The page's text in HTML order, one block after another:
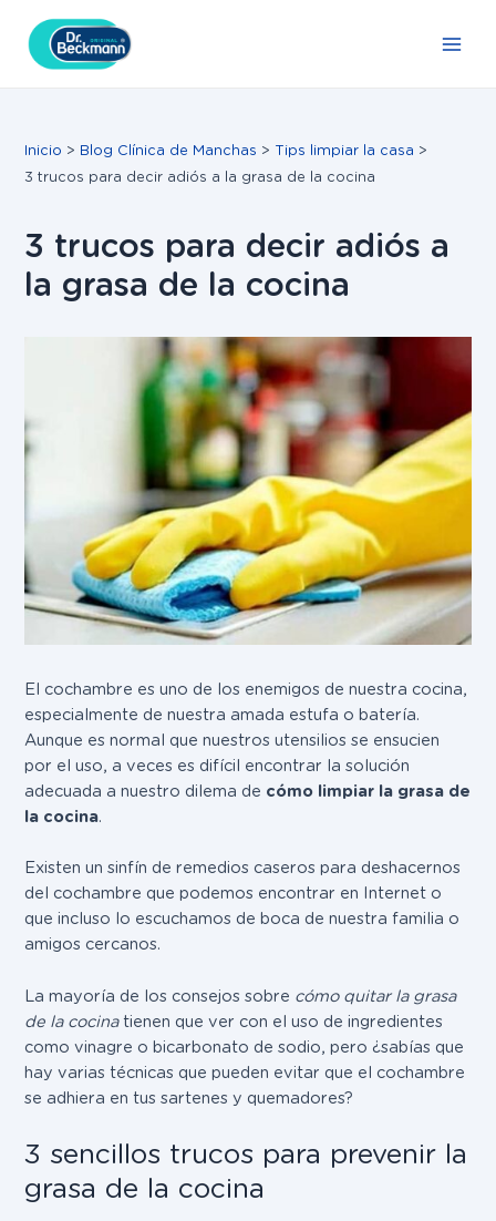
contenido
Inicio Blog Clínica de Manchas
Tips limpiar la casa
3 trucos para decir adiós a la grasa de la cocina
3 trucos para decir adiós a
la grasa de la cocina
El cochambre es uno de los enemigos de nuestra cocina,
especialmente de nuestra amada estufa o batería.
Aunque es normal que nuestros utensilios se ensucien
por el uso, a veces es difícil encontrar la solución
adecuada a nuestro dilema de cómo limpiar la grasa de
la cocina.
Existen un sinfín de remedios caseros para deshacernos
del cochambre que podemos encontrar en Internet o
que incluso lo escuchamos de boca de nuestra familia o
amigos cercanos.
La mayoría de los consejos sobre cómo quitar la grasa
de la cocinatienen que ver con el uso de ingredientes
como vinagre o bicarbonato de sodio, pero ¿sabías que
hay varias técnicas que pueden evitar que el cochambre
se adhiera en tus sartenes y quemadores?
3 sencillos trucos para prevenir la
grasa de la cocina
de
entradas